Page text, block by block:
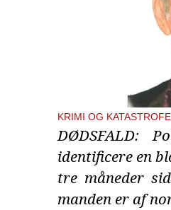
KRIMI OG KATASTROFE
DØDSFALD:
identificere en
tre måneder
manden er af